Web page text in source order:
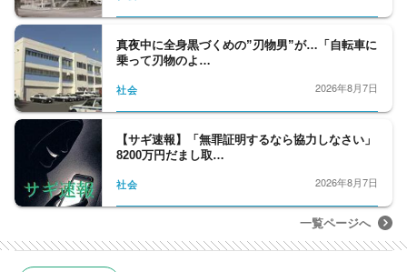
真夜中に全身黒づくめの”刃物男”が…「自転車に
乗って刃物のよ…
社会 2026年8月7日
【サギ速報】「無罪証明するなら協力しなさい」
8200万円だまし取…
社会 2026年8月7日
一覧ページへ